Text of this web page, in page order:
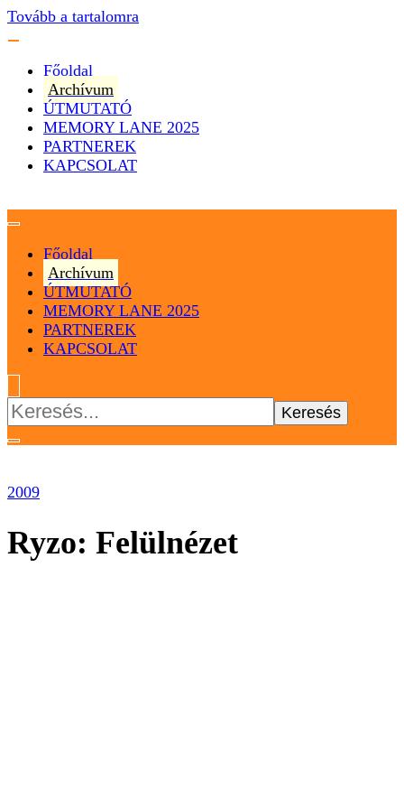
Tovább a tartalomra
Főoldal
Archívum
ÚTMUTATÓ
MEMORY LANE 2025
PARTNEREK
KAPCSOLAT
Magyar Hip Hop Archívum
Magyarország
Főoldal
Archívum
ÚTMUTATÓ
MEMORY LANE 2025
PARTNEREK
KAPCSOLAT
Keresés:
2009
Ryzo: Felülnézet